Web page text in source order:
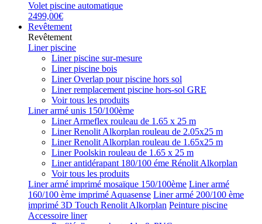
Volet piscine automatique
2499,00€
Revêtement
Revêtement
Liner piscine
Liner piscine sur-mesure
Liner piscine bois
Liner Overlap pour piscine hors sol
Liner remplacement piscine hors-sol GRE
Voir tous les produits
Liner armé unis 150/100ème
Liner Armeflex rouleau de 1.65 x 25 m
Liner Renolit Alkorplan rouleau de 2.05x25 m
Liner Renolit Alkorplan rouleau de 1.65x25 m
Liner Poolskin rouleau de 1.65 x 25 m
Liner antidérapant 180/100 éme Rénolit Alkorplan
Voir tous les produits
Liner armé imprimé mosaïque 150/100ème Liner armé
160/100 ème imprimé Aquasense Liner armé 200/100 ème
imprimé 3D Touch Renolit Alkorplan Peinture piscine
Accessoire liner